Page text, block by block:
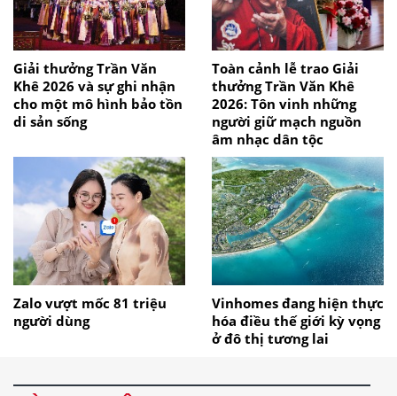
Giải thưởng Trần Văn
Khê 2026 và sự ghi nhận
cho một mô hình bảo tồn
di sản sống
Toàn cảnh lễ trao Giải
thưởng Trần Văn Khê
2026: Tôn vinh những
người giữ mạch nguồn
âm nhạc dân tộc
Zalo vượt mốc 81 triệu
người dùng
Vinhomes đang hiện thực
hóa điều thế giới kỳ vọng
ở đô thị tương lai